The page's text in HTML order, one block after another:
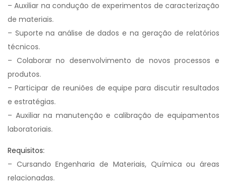
– Auxiliar na condução de experimentos de caracterização
de materiais.
– Suporte na análise de dados e na geração de relatórios
técnicos.
– Colaborar no desenvolvimento de novos processos e
produtos.
– Participar de reuniões de equipe para discutir resultados
e estratégias.
– Auxiliar na manutenção e calibração de equipamentos
laboratoriais.
Requisitos:
– Cursando Engenharia de Materiais, Química ou áreas
relacionadas.